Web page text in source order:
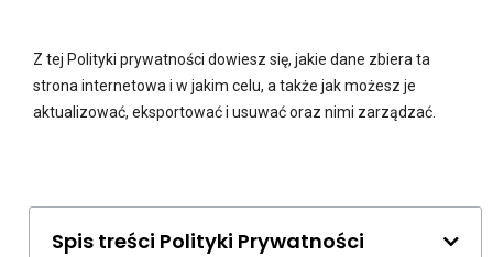
Z tej Polityki prywatności dowiesz się, jakie dane zbiera ta
strona internetowa i w jakim celu, a także jak możesz je
aktualizować, eksportować i usuwać oraz nimi zarządzać.
Spis treści Polityki Prywatności